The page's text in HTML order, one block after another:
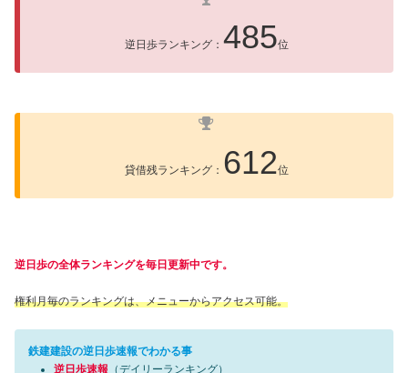
逆日歩ランキング： 485位
貸借残ランキング： 612位
逆日歩の全体ランキングを毎日更新中です。
権利月毎のランキングは、メニューからアクセス可能。
鉄建建設の逆日歩速報でわかる事
逆日歩速報 （デイリーランキング）